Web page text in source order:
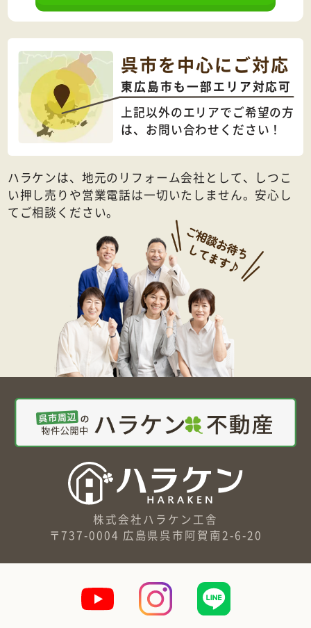
呉市を中心にご対応
東広島市も一部エリア対応可
上記以外のエリアでご希望の方
は、 お問い合わせください！
ハラケンは、地元のリフォーム会社として、しつこ
い押し売りや営業電話は一切いたしません。安心し
てご相談ください。
株式会社ハラケン工舎
〒737-0004 広島県呉市阿賀南2-6-20